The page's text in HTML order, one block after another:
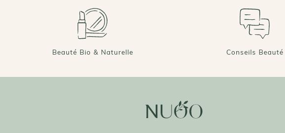
Beauté Bio & Naturelle Conseils Beauté